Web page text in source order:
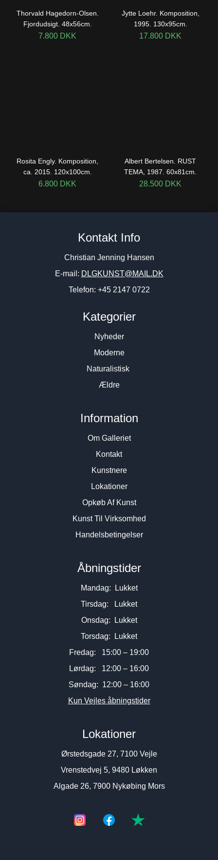
Thorvald Hagedorn-Olsen.
Fjordudsigt. 48x56cm.
7.800 DKK
Jytte Loehr. Komposition,
1995. 130x95cm.
17.800 DKK
Rosita Engly. Komposition,
ca. 2015. 120x100cm.
6.800 DKK
Albert Bertelsen. RUST
TEMA, 1987. 60x81cm.
28.500 DKK
Kontakt Info
Christian Jenning Hansen
E-mail: DLGKUNST@MAIL.DK
Telefon: +45 2147 0722
Kategorier
Nyheder
Moderne
Naturalistisk
Ældre
Information
Om Galleriet
Kontakt
Kunstnere
Lokationer
Opkøb Af Kunst
Kunst Til Virksomhed
Handelsbetingelser
Åbningstider
Mandag: Lukket
Tirsdag: Lukket
Onsdag: Lukket
Torsdag: Lukket
Fredag: 15:00 – 19:00
Lørdag: 12:00 – 16:00
Søndag: 12:00 – 16:00
Kun Vejles åbningstider
Lokationer
Ørstedsgade 27, 7100 Vejle
Vrenstedvej 5, 9480 Løkken
Algade 26, 7900 Nykøbing Mors